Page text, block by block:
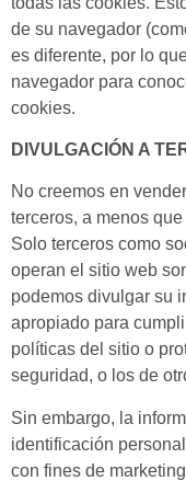
de su navegador
es diferente, por lo
navegador para
cookies.
DIVULGACIÓN A
No creemos en
terceros, a menos
Solo terceros como
operan el sitio web
podemos divulgar su
apropiado para
políticas del sitio o
seguridad, o los de
Sin embargo, la
identificación
con fines de